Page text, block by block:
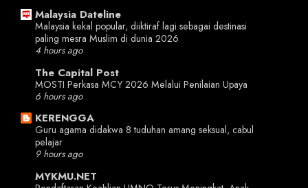
Malaysia Dateline
Malaysia kekal popular, diiktiraf lagi sebagai destinasi
paling mesra Muslim di dunia 2026
4 hours ago
The Capital Post
MOSTI Perkasa MCY 2026 Melalui Penilaian Upaya
6 hours ago
KERENGGA
Guru agama didakwa 8 tuduhan amang seksual, cabul
pelajar
9 hours ago
MYKMU.NET